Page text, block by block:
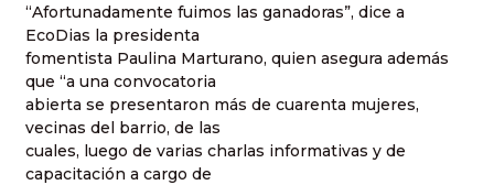
“Afortunadamente fuimos las ganadoras”, dice a
EcoDias la presidenta
fomentista Paulina Marturano, quien asegura además
que “a una convocatoria
abierta se presentaron más de cuarenta mujeres,
vecinas del barrio, de las
cuales, luego de varias charlas informativas y de
capacitación a cargo de